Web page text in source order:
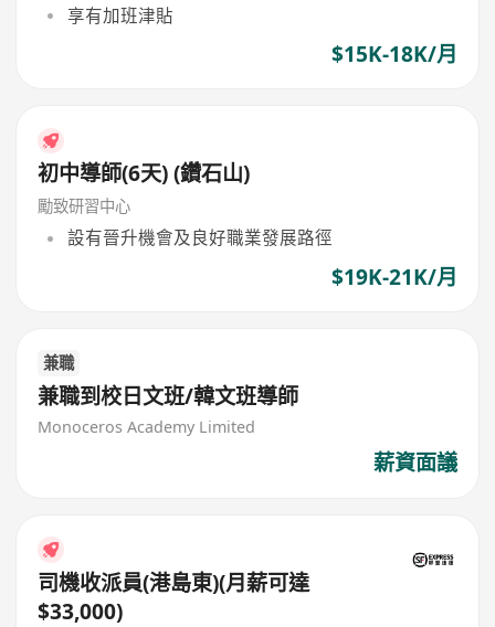
享有加班津貼
$15K-18K/月
初中導師(6天) (鑽石山)
勵致研習中心
設有晉升機會及良好職業發展路徑
$19K-21K/月
兼職
兼職到校日文班/韓文班導師
Monoceros Academy Limited
薪資面議
司機收派員(港島東)(月薪可達
$33,000)